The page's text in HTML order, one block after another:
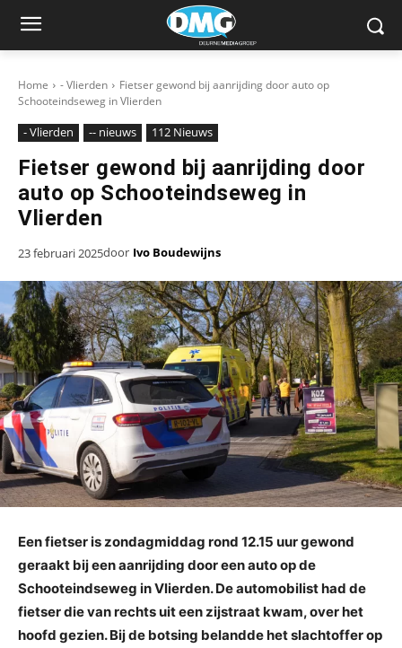
Home - Vlierden
Fietser gewond bij aanrijding door auto op
Schooteindseweg in Vlierden
- Vlierden -- nieuws 112 Nieuws
Fietser gewond bij aanrijding door
auto op Schooteindseweg in
Vlierden
23 februari 2025door Ivo Boudewijns
Een fietser is zondagmiddag rond 12.15 uur gewond
geraakt bij een aanrijding door een auto op de
Schooteindseweg in Vlierden. De automobilist had de
fietser die van rechts uit een zijstraat kwam, over het
hoofd gezien. Bij de botsing belandde het slachtoffer op